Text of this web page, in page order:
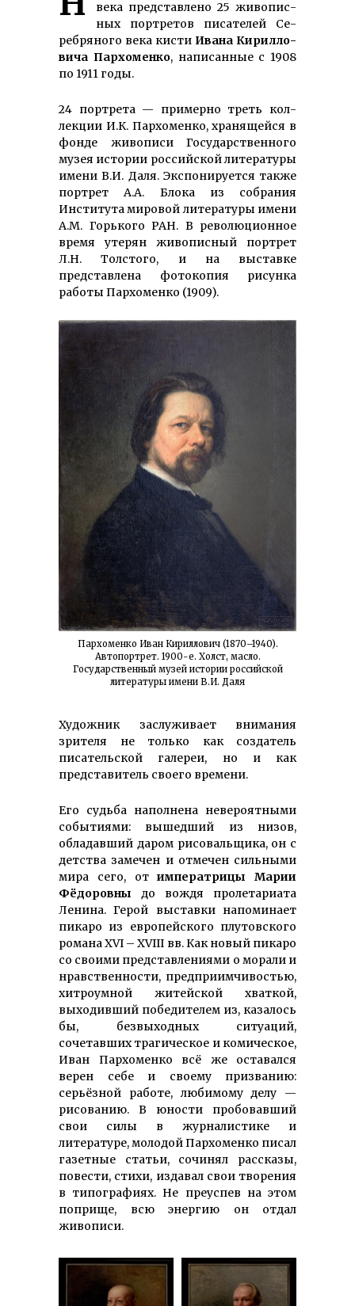
века пред­ставле­но 25 жи­вопис­
ных порт­ретов писате­лей Се­
ребряного века кисти Ивана Кирил­ло­
ви­ча Пархо­менко, на­писанные с 1908
по 1911 годы.
24 портрета — примерно треть кол­
лекции И.К. Пархоменко, хранящейся в
фонде живописи Госу­дарственного
музея истории российской литера­туры
имени В.И. Даля. Экспонируется также
портрет А.А. Блока из собрания
Института мировой литературы имени
А.М. Горького РАН. В рево­люционное
время утерян живописный портрет
Л.Н. Толстого, и на выставке
представлена фотокопия рисунка
работы Пархоменко (1909).
Пархоменко Иван Кириллович (1870–1940).
Автопортрет. 1900-е. Холст, масло.
Государственный музей истории российской
литературы имени В.И. Даля
Художник заслуживает внимания
зрителя не только как создатель
писательской галереи, но и как
представитель своего времени.
Его судьба наполнена невероятными
событиями: вышедший из низов,
обладавший даром рисовальщика, он с
детства замечен и отмечен сильными
мира сего, отимператрицы Марии
Фёдоровны до вождя пролетариата
Ленина. Герой выставки напоминает
пикаро из европейского плутовского
романа XVI – ХVIII вв. Как новый пикаро
со своими представлениями о морали и
нравственности, предприимчи­востью,
хитроумной житейской хваткой,
выходивший победителем из, казалось
бы, безвыходных ситуаций,
сочетавших трагическое и комическое,
Иван Пархоменко всё же оставался
верен себе и своему призванию:
серьёзной работе, любимому делу —
рисованию. В юности пробовавший
свои силы в журналистике и
литературе, молодой Пархоменко писал
газетные статьи, сочинял рассказы,
повести, стихи, издавал свои творения
в типографиях. Не преуспев на этом
поприще, всю энергию он отдал
живописи.